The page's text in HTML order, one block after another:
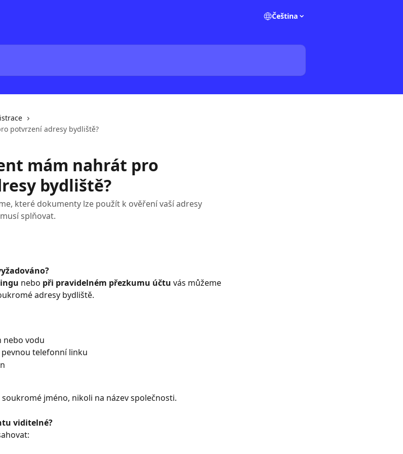
Čeština
potvrzení adresy bydliště?
mám nahrát pro
bydliště?
které dokumenty lze použít k ověření vaší adresy
splňovat.
nebo při pravidelném přezkumu účtu vás můžeme
adresy bydliště.
nebo vodu
telefonní linku
jméno, nikoli na název společnosti.
viditelné?